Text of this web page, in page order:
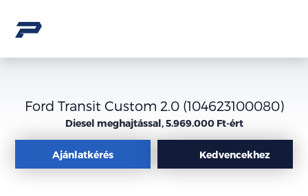
Ford Transit Custom 2.0 (104623100080)
Diesel meghajtással, 5.969.000 Ft-ért
Ajánlatkérés Kedvencekhez